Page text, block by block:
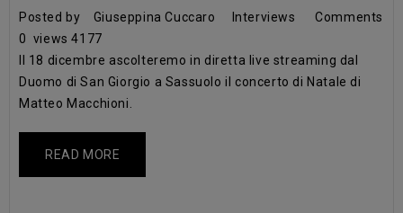
Posted by Giuseppina Cuccaro Interviews
Comments
0 views4177
Il 18 dicembre ascolteremo in diretta live streaming dal
Duomo di San Giorgio a Sassuolo il concerto di Natale di
Matteo Macchioni.
READ MORE